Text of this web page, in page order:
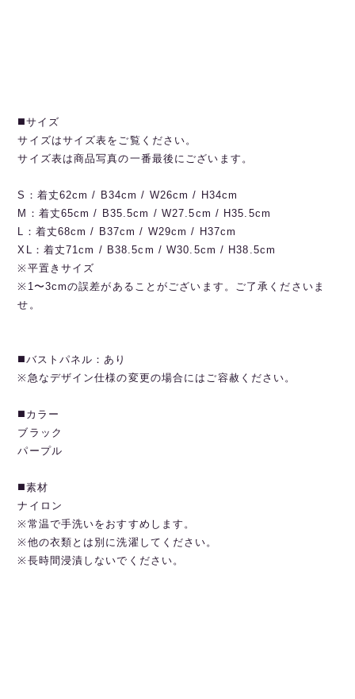
◼️サイズ
サイズはサイズ表をご覧ください。
サイズ表は商品写真の一番最後にございます。
S：着丈62cm / B34cm / W26cm / H34cm
M：着丈65cm / B35.5cm / W27.5cm / H35.5cm
L：着丈68cm / B37cm / W29cm / H37cm
XL：着丈71cm / B38.5cm / W30.5cm / H38.5cm
※平置きサイズ
※1〜3cmの誤差があることがございます。ご了承くださいま
せ。
◼️バストパネル：あり
※急なデザイン仕様の変更の場合にはご容赦ください。
◼️カラー
ブラック
パープル
◼️素材
ナイロン
※常温で手洗いをおすすめします。
※他の衣類とは別に洗濯してください。
※長時間浸漬しないでください。